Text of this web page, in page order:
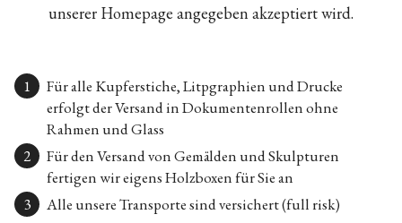
unserer Homepage angegeben akzeptiert wird.
Für alle Kupferstiche, Litpgraphien und Drucke
erfolgt der Versand in Dokumentenrollen ohne
Rahmen und Glass
Für den Versand von Gemälden und Skulpturen
fertigen wir eigens Holzboxen für Sie an
Alle unsere Transporte sind versichert (full risk)